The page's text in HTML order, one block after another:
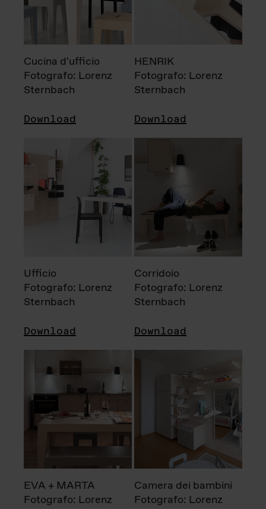
Cucina d'ufficio
Fotografo: Lorenz
Sternbach
Download
HENRIK
Fotografo: Lorenz
Sternbach
Download
Ufficio
Fotografo: Lorenz
Sternbach
Download
Corridoio
Fotografo: Lorenz
Sternbach
Download
EVA + MARTA
Fotografo: Lorenz
Camera dei bambini
Fotografo: Lorenz